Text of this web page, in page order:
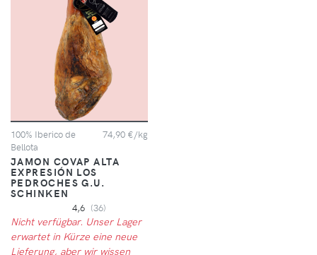
100% Iberico de
Bellota
74,90 €/kg
JAMON COVAP ALTA
EXPRESIÓN LOS
PEDROCHES G.U.
SCHINKEN
4,6 (36)
Nicht verfügbar. Unser Lager
erwartet in Kürze eine neue
Lieferung, aber wir wissen